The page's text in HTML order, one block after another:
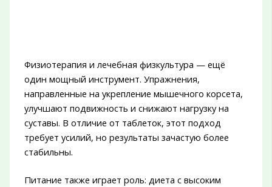
Физиотерапия и лечебная физкультура — ещё
один мощный инструмент. Упражнения,
направленные на укрепление мышечного корсета,
улучшают подвижность и снижают нагрузку на
суставы. В отличие от таблеток, этот подход
требует усилий, но результаты зачастую более
стабильны.
Питание также играет роль: диета с высоким